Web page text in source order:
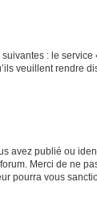
: le
veuillent rendre
avez publié ou
Merci de ne
pourra vous